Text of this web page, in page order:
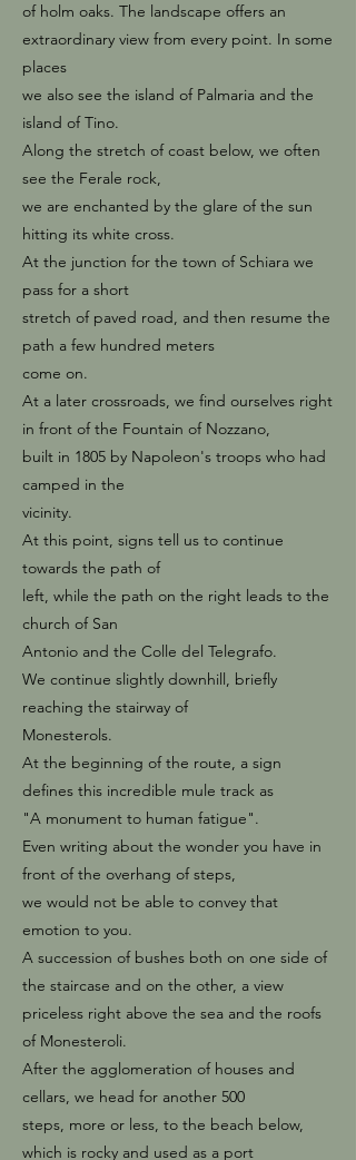
of holm oaks. The landscape offers an
extraordinary view from every point. In some
places
we also see the island of Palmaria and the
island of Tino.
Along the stretch of coast below, we often
see the Ferale rock,
we are enchanted by the glare of the sun
hitting its white cross.
At the junction for the town of Schiara we
pass for a short
stretch of paved road, and then resume the
path a few hundred meters
come on.
At a later crossroads, we find ourselves right
in front of the Fountain of Nozzano,
built in 1805 by Napoleon's troops who had
camped in the
vicinity.
At this point, signs tell us to continue
towards the path of
left, while the path on the right leads to the
church of San
Antonio and the Colle del Telegrafo.
We continue slightly downhill, briefly
reaching the stairway of
Monesterols.
At the beginning of the route, a sign
defines this incredible mule track as
"A monument to human fatigue".
Even writing about the wonder you have in
front of the overhang of steps,
we would not be able to convey that
emotion to you.
A succession of bushes both on one side of
the staircase and on the other, a view
priceless right above the sea and the roofs
of Monesteroli.
After the agglomeration of houses and
cellars, we head for another 500
steps, more or less, to the beach below,
which is rocky and used as a port